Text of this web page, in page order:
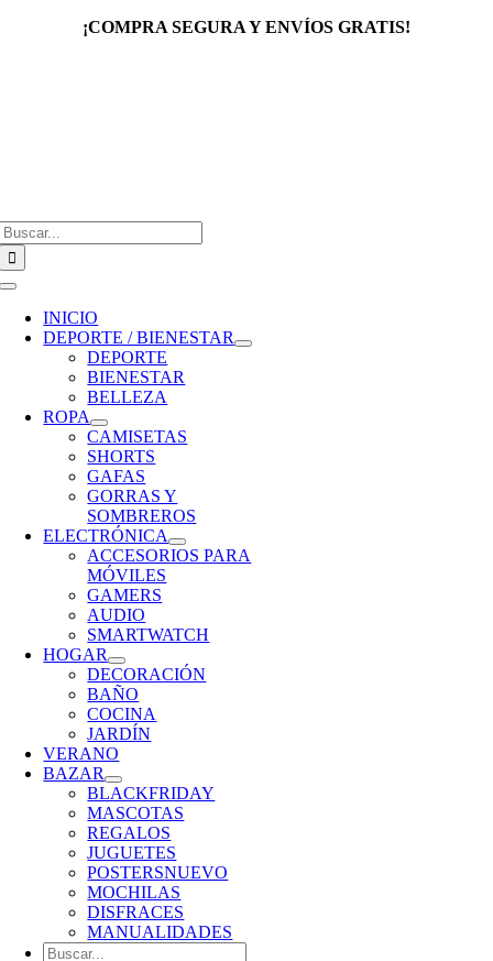
¡COMPRA SEGURA Y ENVÍOS GRATIS!
Toggle
Navigation
INICIO
DEPORTE / BIENESTAR
DEPORTE
BIENESTAR
BELLEZA
ROPA
CAMISETAS
SHORTS
GAFAS
GORRAS Y
SOMBREROS
ELECTRÓNICA
ACCESORIOS PARA
MÓVILES
GAMERS
AUDIO
SMARTWATCH
HOGAR
DECORACIÓN
BAÑO
COCINA
JARDÍN
VERANO
BAZAR
BLACKFRIDAY
MASCOTAS
REGALOS
JUGUETES
POSTERSNUEVO
MOCHILAS
DISFRACES
MANUALIDADES
Buscar: